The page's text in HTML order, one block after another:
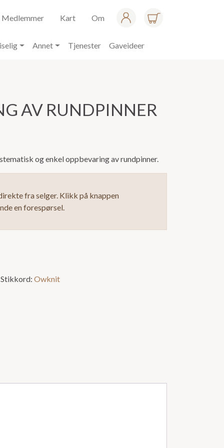
Medlemmer Kart Om
Annet Tjenester Gaveideer
AV RUNDPINNER
og enkel oppbevaring av rundpinner.
fra selger. Klikk på knappen
en forespørsel.
Stikkord:Owknit